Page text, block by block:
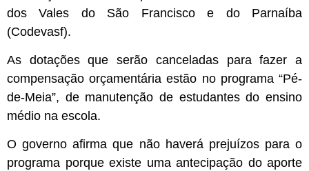
dos Vales do São Francisco e do Parnaíba
(Codevasf).
As dotações que serão canceladas para fazer a
compensação orçamentária estão no programa “Pé-
de-Meia”, de manutenção de estudantes do ensino
médio na escola.
O governo afirma que não haverá prejuízos para o
programa porque existe uma antecipação do aporte